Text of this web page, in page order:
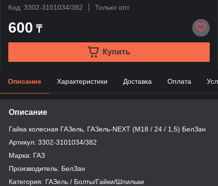
Код: 3302-3101034/382
Только опт
600 ₸
Купить
Описание Характеристики Доставка Оплата
Описание
Гайка колесная ГАЗель, ГАЗель-NEXT (М18 / 24 / 1,5) БелЗан
Артикул: 3302-3101034/382
Марка: ГАЗ
Производитель: БелЗан
Категория: ГАЗель / Болты/Гайки/Шпильки